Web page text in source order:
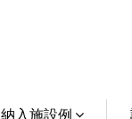
納入施設例